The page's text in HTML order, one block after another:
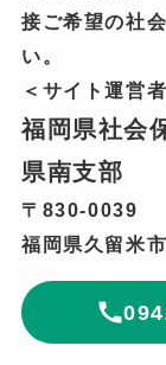
接ご希望の社
い。
＜サイト運営
福岡県社会
県南支部
〒830-0039
福岡県久留米